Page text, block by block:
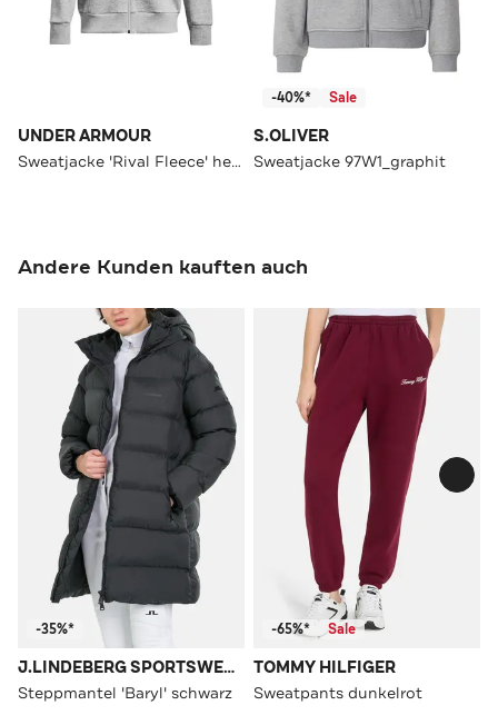
UNDER ARMOUR
Sweatjacke 'Rival Fleece' hellgrau
-40%* Sale
S.OLIVER
Sweatjacke 97W1_graphit
Andere Kunden kauften auch
-35%*
J.LINDEBERG SPORTSWEAR
Steppmantel 'Baryl' schwarz
-65%* Sale
TOMMY HILFIGER
Sweatpants dunkelrot